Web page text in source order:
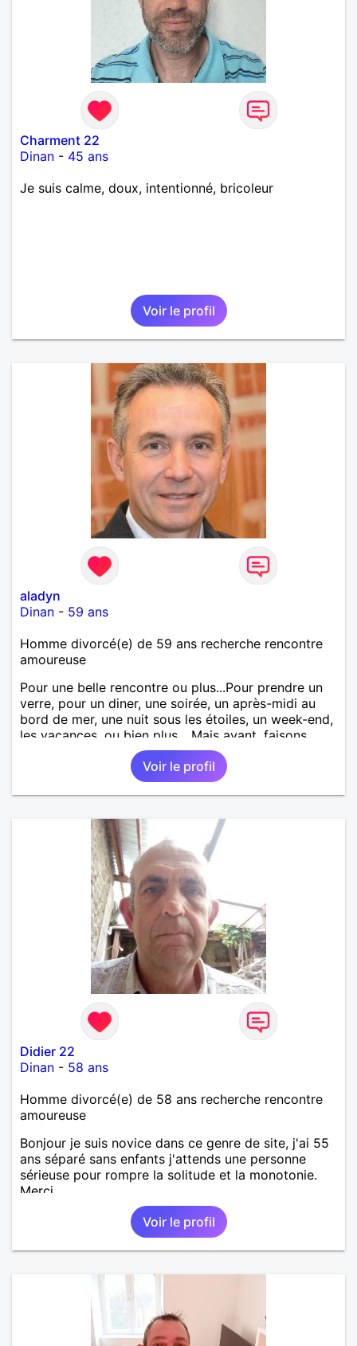
Charment 22
Dinan - 45 ans
Je suis calme, doux, intentionné, bricoleur
Voir le profil
aladyn
Dinan - 59 ans
Homme divorcé(e) de 59 ans recherche rencontre
amoureuse
Pour une belle rencontre ou plus...Pour prendre un
verre, pour un diner, une soirée, un après-midi au
bord de mer, une nuit sous les étoiles, un week-end,
les vacances, ou bien plus... Mais avant, faisons
Voir le profil
Didier 22
Dinan - 58 ans
Homme divorcé(e) de 58 ans recherche rencontre
amoureuse
Bonjour je suis novice dans ce genre de site, j'ai 55
ans séparé sans enfants j'attends une personne
sérieuse pour rompre la solitude et la monotonie.
Merci.
Voir le profil